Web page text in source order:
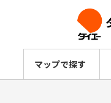
マップで探す